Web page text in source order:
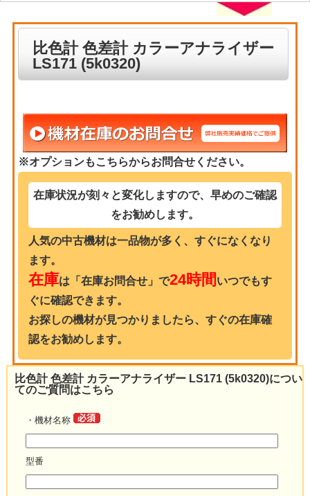
比色計 色差計 カラーアナライザー
LS171 (5k0320)
※オプションもこちらからお問合せください。
在庫状況が刻々と変化しますので、早めのご確認
をお勧めします。
人気の中古機材は一品物が多く、すぐになくなり
ます。
在庫は「在庫お問合せ」で24時間 いつでもす
ぐに確認できます。
お探しの機材が見つかりましたら、すぐの在庫確
認をお勧めします。
比色計 色差計 カラーアナライザー LS171 (5k0320)につい
てのご質問はこちら
・機材名称
型番